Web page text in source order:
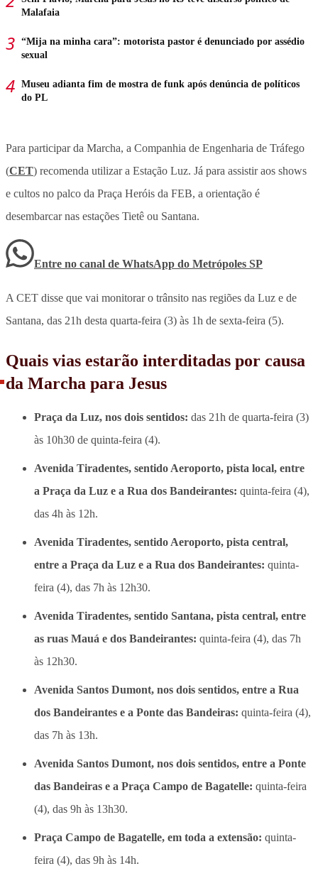
Malafaia
“Mija na minha cara”: motorista pastor é denunciado por assédio
sexual
Museu adianta fim de mostra de funk após denúncia de políticos
do PL
Para participar da Marcha, a Companhia de Engenharia de Tráfego
(CET) recomenda utilizar a Estação Luz. Já para assistir aos shows
e cultos no palco da Praça Heróis da FEB, a orientação é
desembarcar nas estações Tietê ou Santana.
Entre no canal de WhatsApp do Metrópoles SP
A CET disse que vai monitorar o trânsito nas regiões da Luz e de
Santana, das 21h desta quarta-feira (3) às 1h de sexta-feira (5).
Quais vias estarão interditadas por causa
da Marcha para Jesus
Praça da Luz, nos dois sentidos: das 21h de quarta-feira (3)
às 10h30 de quinta-feira (4).
Avenida Tiradentes, sentido Aeroporto, pista local, entre
a Praça da Luz e a Rua dos Bandeirantes: quinta-feira (4),
das 4h às 12h.
Avenida Tiradentes, sentido Aeroporto, pista central,
entre a Praça da Luz e a Rua dos Bandeirantes: quinta-
feira (4), das 7h às 12h30.
Avenida Tiradentes, sentido Santana, pista central, entre
as ruas Mauá e dos Bandeirantes: quinta-feira (4), das 7h
às 12h30.
Avenida Santos Dumont, nos dois sentidos, entre a Rua
dos Bandeirantes e a Ponte das Bandeiras: quinta-feira (4),
das 7h às 13h.
Avenida Santos Dumont, nos dois sentidos, entre a Ponte
das Bandeiras e a Praça Campo de Bagatelle: quinta-feira
(4), das 9h às 13h30.
Praça Campo de Bagatelle, em toda a extensão: quinta-
feira (4), das 9h às 14h.